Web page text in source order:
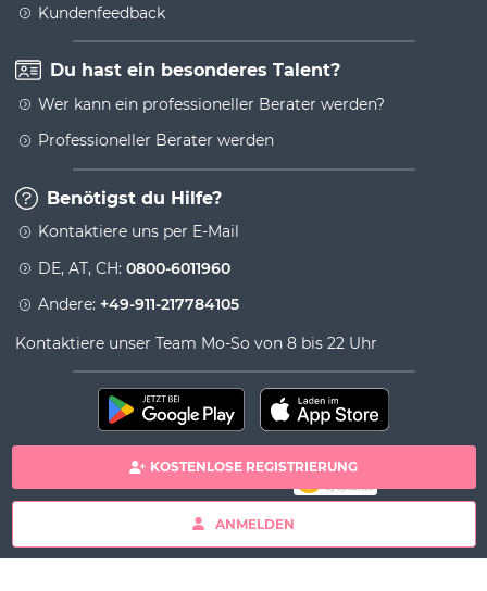
KOSTENLOSE REGISTRIERUNG
ANMELDEN
Kundenfeedback
Du hast ein besonderes Talent?
Wer kann ein professioneller Berater werden?
Professioneller Berater werden
Benötigst du Hilfe?
Kontaktiere uns per E-Mail
DE, AT, CH: 0800-6011960
Andere: +49-911-217784105
Kontaktiere unser Team Mo-So von 8 bis 22 Uhr
100% sichere Zahlung
Copyright& copy 2026 Viversum - Powered by Ingenio